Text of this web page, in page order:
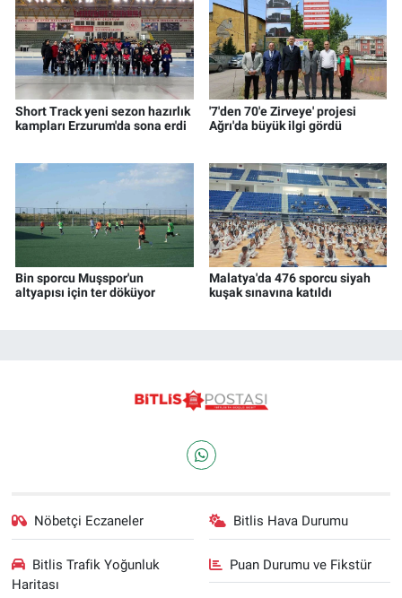
Short Track yeni sezon hazırlık
kampları Erzurum'da sona erdi
'7'den 70'e Zirveye' projesi
Ağrı'da büyük ilgi gördü
Bin sporcu Muşspor'un
altyapısı için ter döküyor
Malatya'da 476 sporcu siyah
kuşak sınavına katıldı
Nöbetçi Eczaneler Bitlis Hava Durumu
Bitlis Trafik Yoğunluk
Haritası
Puan Durumu ve Fikstür